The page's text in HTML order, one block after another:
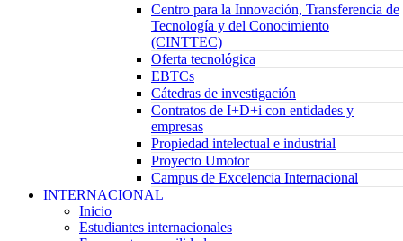
Centro para la Innovación, Transferencia de
Tecnología y del Conocimiento
(CINTTEC)
Oferta tecnológica
EBTCs
Cátedras de investigación
Contratos de I+D+i con entidades y
empresas
Propiedad intelectual e industrial
Proyecto Umotor
Campus de Excelencia Internacional
INTERNACIONAL
Inicio
Estudiantes internacionales